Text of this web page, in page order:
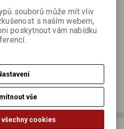
souborů může mít vliv
s naším webem,
poskytnout vám nabídku
vše
cookies